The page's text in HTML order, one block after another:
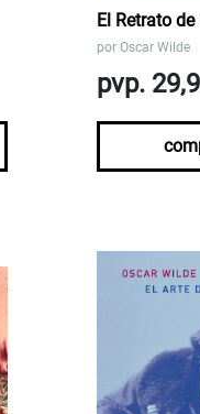
El Retrato
porOscar Wilde
pvp.